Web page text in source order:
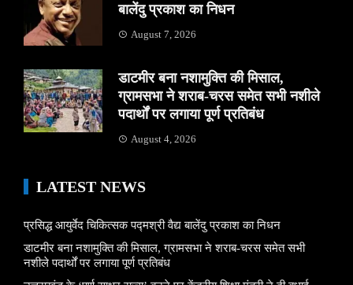
बालेंदु प्रकाश का निधन
August 7, 2026
डाटमीर बना नशामुक्ति की मिसाल,
ग्रामसभा ने शराब-चरस समेत सभी नशीले
पदार्थों पर लगाया पूर्ण प्रतिबंध
August 4, 2026
LATEST NEWS
प्रसिद्ध आयुर्वेद चिकित्सक पद्मश्री वैद्य बालेंदु प्रकाश का निधन
डाटमीर बना नशामुक्ति की मिसाल, ग्रामसभा ने शराब-चरस समेत सभी
नशीले पदार्थों पर लगाया पूर्ण प्रतिबंध